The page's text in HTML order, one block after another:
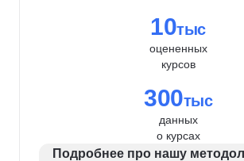
10тыс
оцененных
курсов
300тыс
данных
о курсах
Подробнее про нашу